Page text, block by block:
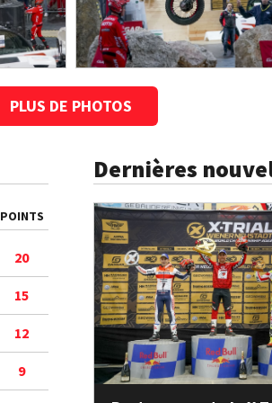
PLUS DE PHOTOS
POINTS
20
15
12
9
Dernières